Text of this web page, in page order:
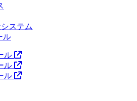
ステム
ル
ル
ル
ル